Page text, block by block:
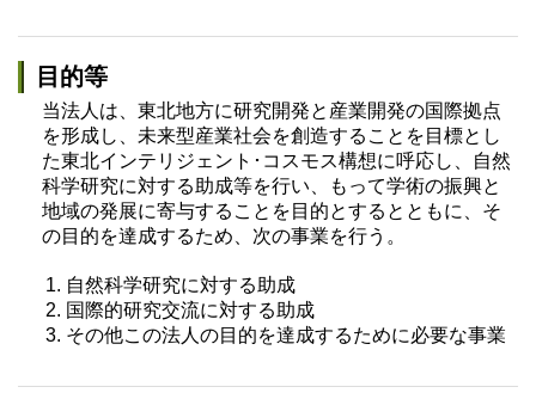
目的等
当法人は、東北地方に研究開発と産業開発の国際拠点
を形成し、未来型産業社会を創造することを目標とし
た東北インテリジェント･コスモス構想に呼応し、自然
科学研究に対する助成等を行い、もって学術の振興と
地域の発展に寄与することを目的とするとともに、そ
の目的を達成するため、次の事業を行う。
自然科学研究に対する助成
国際的研究交流に対する助成
その他この法人の目的を達成するために必要な事業